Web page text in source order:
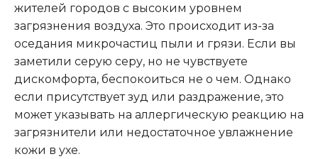
жителей городов с высоким уровнем
загрязнения воздуха. Это происходит из-за
оседания микрочастиц пыли и грязи. Если вы
заметили серую серу, но не чувствуете
дискомфорта, беспокоиться не о чем. Однако
если присутствует зуд или раздражение, это
может указывать на аллергическую реакцию на
загрязнители или недостаточное увлажнение
кожи в ухе.